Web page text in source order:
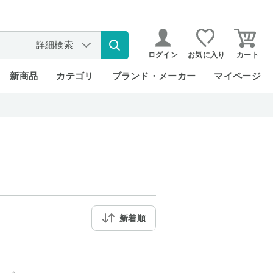
詳細検索
ログイン お気に入り カート
新商品 カテゴリ ブランド・メーカー マイページ
新着順